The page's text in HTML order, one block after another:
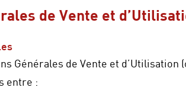
de Vente et
Générales de Vente et d’Utilisation
entre :